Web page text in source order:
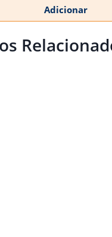
Adicionar